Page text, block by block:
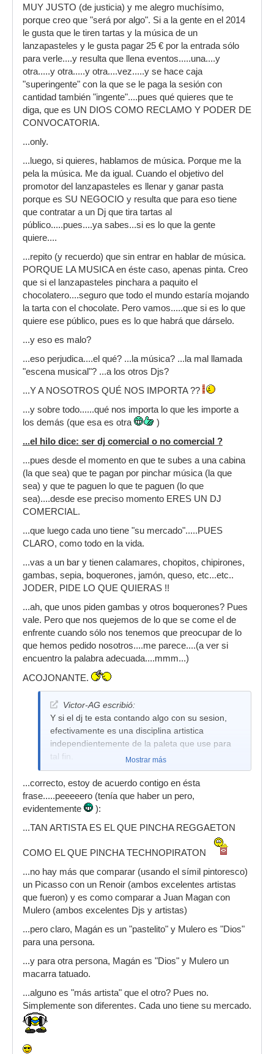
MUY JUSTO (de justicia) y me alegro muchísimo,
porque creo que "será por algo". Si a la gente en el 2014
le gusta que le tiren tartas y la música de un
lanzapasteles y le gusta pagar 25 € por la entrada sólo
para verle....y resulta que llena eventos.....una....y
otra.....y otra.....y otra....vez.....y se hace caja
"superingente" con la que se le paga la sesión con
cantidad también "ingente"....pues qué quieres que te
diga, que es UN DIOS COMO RECLAMO Y PODER DE
CONVOCATORIA.
...only.
...luego, si quieres, hablamos de música. Porque me la
pela la música. Me da igual. Cuando el objetivo del
promotor del lanzapasteles es llenar y ganar pasta
porque es SU NEGOCIO y resulta que para eso tiene
que contratar a un Dj que tira tartas al
público.....pues....ya sabes...si es lo que la gente
quiere....
...repito (y recuerdo) que sin entrar en hablar de música.
PORQUE LA MUSICA en éste caso, apenas pinta. Creo
que si el lanzapasteles pinchara a paquito el
chocolatero....seguro que todo el mundo estaría mojando
la tarta con el chocolate. Pero vamos.....que si es lo que
quiere ese público, pues es lo que habrá que dárselo.
...y eso es malo?
...eso perjudica....el qué? ...la música? ...la mal llamada
"escena musical"? ...a los otros Djs?
...Y A NOSOTROS QUÉ NOS IMPORTA ??
...y sobre todo......qué nos importa lo que les importe a
los demás (que esa es otra
)
...el hilo dice: ser dj comercial o no comercial ?
...pues desde el momento en que te subes a una cabina
(la que sea) que te pagan por pinchar música (la que
sea) y que te paguen lo que te paguen (lo que
sea)....desde ese preciso momento ERES UN DJ
COMERCIAL.
...que luego cada uno tiene "su mercado".....PUES
CLARO, como todo en la vida.
...vas a un bar y tienen calamares, chopitos, chipirones,
gambas, sepia, boquerones, jamón, queso, etc...etc..
JODER, PIDE LO QUE QUIERAS !!
...ah, que unos piden gambas y otros boquerones? Pues
vale. Pero que nos quejemos de lo que se come el de
enfrente cuando sólo nos tenemos que preocupar de lo
que hemos pedido nosotros....me parece....(a ver si
encuentro la palabra adecuada....mmm...)
ACOJONANTE.
Victor-AG escribió:
Y si el dj te esta contando algo con su sesion,
efectivamente es una disciplina artistica
independientemente de la paleta que use para
tal fin.
Mostrar más
...correcto, estoy de acuerdo contigo en ésta
frase.....peeeeero (tenía que haber un pero,
evidentemente
):
...TAN ARTISTA ES EL QUE PINCHA REGGAETON
COMO EL QUE PINCHA TECHNOPIRATON
...no hay más que comparar (usando el símil pintoresco)
un Picasso con un Renoir (ambos excelentes artistas
que fueron) y es como comparar a Juan Magan con
Mulero (ambos excelentes Djs y artistas)
...pero claro, Magán es un "pastelito" y Mulero es "Dios"
para una persona.
...y para otra persona, Magán es "Dios" y Mulero un
macarra tatuado.
...alguno es "más artista" que el otro? Pues no.
Simplemente son diferentes. Cada uno tiene su mercado.